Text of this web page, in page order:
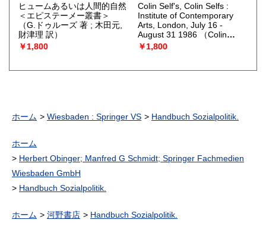
ヒュームあるいは人間的自然
＜エピステーメー叢書＞
（G.ドゥルーズ 著 ; 木田元,
財津理 訳）
￥1,800
Colin Self's, Colin Selfs :
Institute of Contemporary
Arts, London, July 16 -
August 31 1986
（Colin
Self）
￥1,800
ホーム Wiesbaden : Springer VS Handbuch Sozialpolitik.
ホーム
Herbert Obinger; Manfred G Schmidt; Springer Fachmedien
Wiesbaden GmbH
Handbuch Sozialpolitik.
ホーム 河野書店 Handbuch Sozialpolitik.